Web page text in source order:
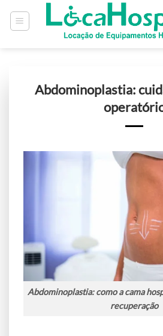
Abdominoplastia:
Abdominoplastia: como a cama
recuperação